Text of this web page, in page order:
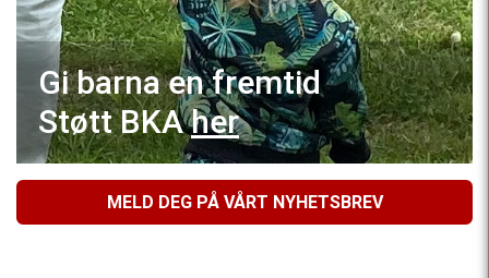
Gi barna en fremtid
Støtt BKAher
MELD DEG PÅ VÅRT NYHETSBREV